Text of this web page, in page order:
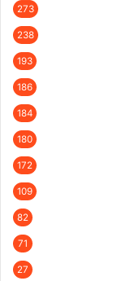
273
238
193
186
184
180
172
109
82
71
27